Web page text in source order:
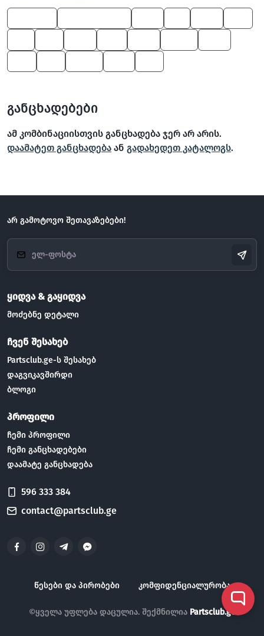
განცხადებები
ამ კომბინაციისთვის განცხადება ჯერ არ არის.
დაამატეთ განცხადება ან გადახედეთ კატალოგს.
არ გამოტოვო შეთავაზებები!
ყიდვა & გაყიდვა
მოძებნე დეტალი
ჩვენ შესახებ
Partsclub.ge-ს შესახებ
დაგვიკავშირდი
ბლოგი
პროფილი
ჩემი პროფილი
ჩემი განცხადებები
დაამატე განცხადება
596 333 384
contact@partsclub.ge
წესები და პირობები კომფიდენციალურობა
©ყველა უფლება დაცულია. შექმნილია Partsclub.ge